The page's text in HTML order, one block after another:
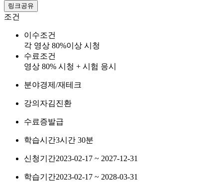
링크공유
조건
이수조건
각 영상 80%이상 시청
수료조건
영상 80% 시청 + 시험 응시
분야경제/재테크
강의자김진환
수료증발급
학습시간3시간 30분
신청기간2023-02-17 ~ 2027-12-31
학습기간2023-02-17 ~ 2028-03-31